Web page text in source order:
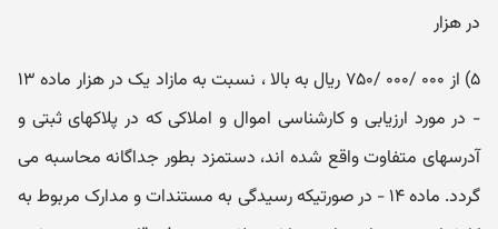
در هزار
۵) از ۰۰۰ /۰۰۰ /۷۵۰ ریال به بالا ، نسبت به مازاد یک در هزار ماده ۱۳
- در مورد ارزیابی و کارشناسی اموال و املاکی که در پلاکهای ثبتی و
آدرسهای متفاوت واقع شده اند، دستمزد بطور جداگانه محاسبه می
گردد. ماده ۱۴ - در صورتیکه رسیدگی به مستندات و مدارک مربوط به